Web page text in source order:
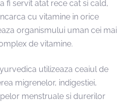
fi servit atat rece cat si cald,
cu vitamine in orice
organismului uman cei mai
de vitamine.
utilizeaza ceaiul de
migrenelor, indigestiei,
menstruale si durerilor